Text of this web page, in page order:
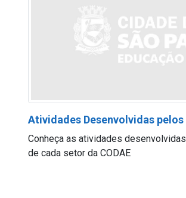
Atividades Desenvolvidas
Conheça as atividades
de cada setor da CODAE